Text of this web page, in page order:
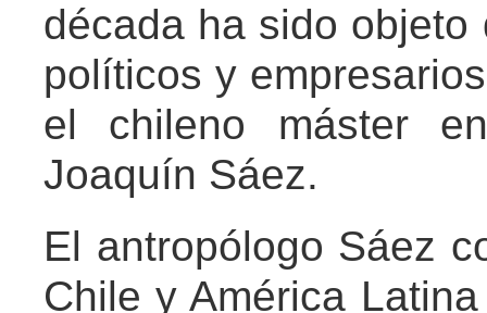
década ha sido
políticos y
el chileno máster
Joaquín Sáez.
El antropólogo Sáez
Chile y América